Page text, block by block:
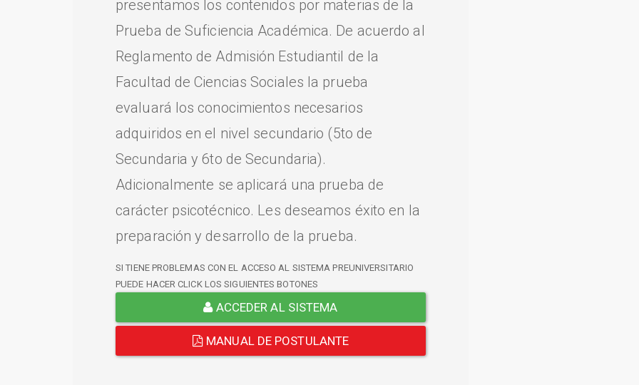
presentamos los contenidos por materias de la
Prueba de Suficiencia Académica. De acuerdo al
Reglamento de Admisión Estudiantil de la
Facultad de Ciencias Sociales la prueba
evaluará los conocimientos necesarios
adquiridos en el nivel secundario (5to de
Secundaria y 6to de Secundaria).
Adicionalmente se aplicará una prueba de
carácter psicotécnico. Les deseamos éxito en la
preparación y desarrollo de la prueba.
SI TIENE PROBLEMAS CON EL ACCESO AL SISTEMA PREUNIVERSITARIO
PUEDE HACER CLICK LOS SIGUIENTES BOTONES
ACCEDER AL SISTEMA
MANUAL DE POSTULANTE